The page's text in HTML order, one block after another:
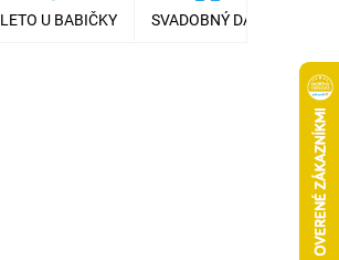
LETO U BABIČKY SVADOBNÝ DAR